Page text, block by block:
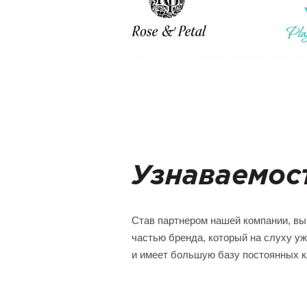
Став партнером нашей компании, вы
частью бренда, который на слуху
и имеет большую базу постоянных